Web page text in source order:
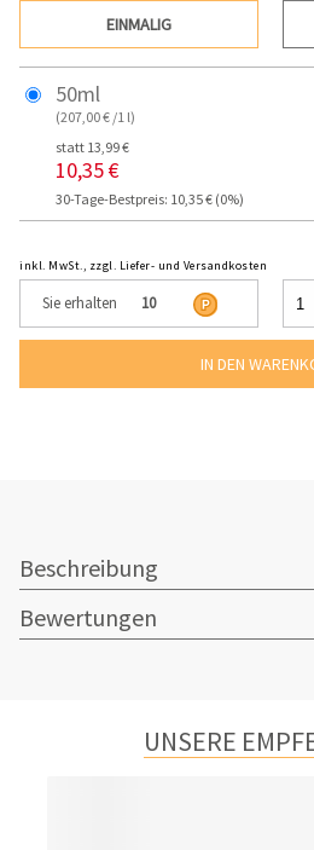
EINMALIG
50ml
(207,00 € /1 l)
statt 13,99 €
10,35 €
30-Tage-Bestpreis: 10,35 € (0%)
inkl. MwSt., zzgl. Liefer- und Versandkosten
Sie erhalten 10
Beschreibung
Bewertungen
UNSERE